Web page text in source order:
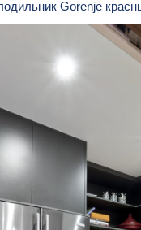
Gorenje